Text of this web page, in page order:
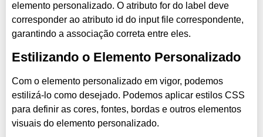
elemento personalizado. O atributo for do label deve
corresponder ao atributo id do input file correspondente,
garantindo a associação correta entre eles.
Estilizando o Elemento Personalizado
Com o elemento personalizado em vigor, podemos
estilizá-lo como desejado. Podemos aplicar estilos CSS
para definir as cores, fontes, bordas e outros elementos
visuais do elemento personalizado.